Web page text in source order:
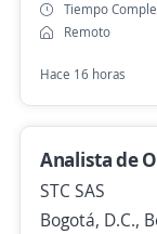
4,5
Medellín,
Hace 12 horas
Auxiliar
Gi Group
Medellín,
Tiempo
Remoto
Hace 16 horas
Analista de
STC SAS
Bogotá, D.C.,